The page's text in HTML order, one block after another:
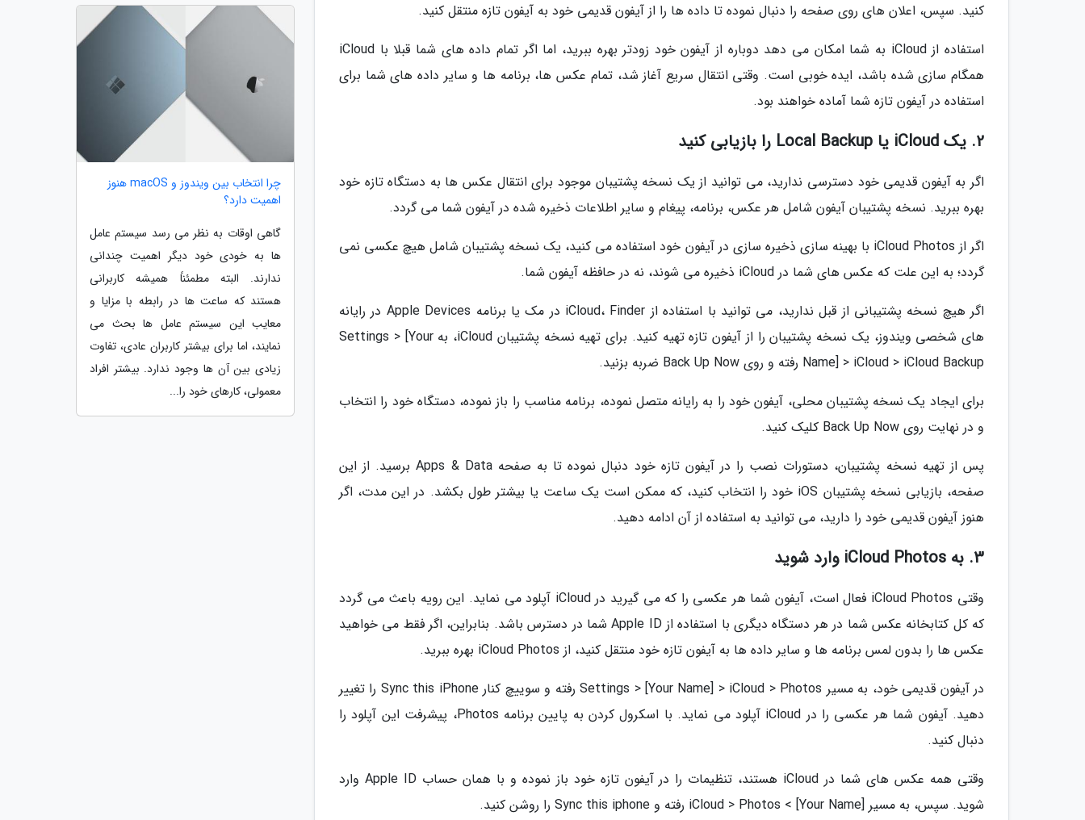
کنید. سپس، اعلان های روی صفحه را دنبال نموده تا داده ها را از آیفون قدیمی خود به آیفون تازه منتقل کنید.
استفاده از iCloud به شما امکان می دهد دوباره از آیفون خود زودتر بهره ببرید، اما اگر تمام داده های شما قبلا با iCloud
همگام سازی شده باشد، ایده خوبی است. وقتی انتقال سریع آغاز شد، تمام عکس ها، برنامه ها و سایر داده های شما برای
استفاده در آیفون تازه شما آماده خواهند بود.
2. یک iCloud یا Local Backup را بازیابی کنید
اگر به آیفون قدیمی خود دسترسی ندارید، می توانید از یک نسخه پشتیبان موجود برای انتقال عکس ها به دستگاه تازه خود
بهره ببرید. نسخه پشتیبان آیفون شامل هر عکس، برنامه، پیغام و سایر اطلاعات ذخیره شده در آیفون شما می گردد.
اگر از iCloud Photos با بهینه سازی ذخیره سازی در آیفون خود استفاده می کنید، یک نسخه پشتیبان شامل هیچ عکسی نمی
گردد؛ به این علت که عکس های شما در iCloud ذخیره می شوند، نه در حافظه آیفون شما.
اگر هیچ نسخه پشتیبانی از قبل ندارید، می توانید با استفاده از iCloud، Finder در مک یا برنامه Apple Devices در رایانه
های شخصی ویندوز، یک نسخه پشتیبان را از آیفون تازه تهیه کنید. برای تهیه نسخه پشتیبان iCloud، به Settings > [Your
Name] > iCloud > iCloud Backup رفته و روی Back Up Now ضربه بزنید.
برای ایجاد یک نسخه پشتیبان محلی، آیفون خود را به رایانه متصل نموده، برنامه مناسب را باز نموده، دستگاه خود را انتخاب
و در نهایت روی Back Up Now کلیک کنید.
پس از تهیه نسخه پشتیبان، دستورات نصب را در آیفون تازه خود دنبال نموده تا به صفحه Apps & Data برسید. از این
صفحه، بازیابی نسخه پشتیبان iOS خود را انتخاب کنید، که ممکن است یک ساعت یا بیشتر طول بکشد. در این مدت، اگر
هنوز آیفون قدیمی خود را دارید، می توانید به استفاده از آن ادامه دهید.
3. به iCloud Photos وارد شوید
وقتی iCloud Photos فعال است، آیفون شما هر عکسی را که می گیرید در iCloud آپلود می نماید. این رویه باعث می گردد
که کل کتابخانه عکس شما در هر دستگاه دیگری با استفاده از Apple ID شما در دسترس باشد. بنابراین، اگر فقط می خواهید
عکس ها را بدون لمس برنامه ها و سایر داده ها به آیفون تازه خود منتقل کنید، از iCloud Photos بهره ببرید.
در آیفون قدیمی خود، به مسیر Settings > [Your Name] > iCloud > Photos رفته و سوییچ کنار Sync this iPhone را تغییر
دهید. آیفون شما هر عکسی را در iCloud آپلود می نماید. با اسکرول کردن به پایین برنامه Photos، پیشرفت این آپلود را
دنبال کنید.
وقتی همه عکس های شما در iCloud هستند، تنظیمات را در آیفون تازه خود باز نموده و با همان حساب Apple ID وارد
شوید. سپس، به مسیر [Your Name] > iCloud > Photos رفته و Sync this iphone را روشن کنید.
چرا انتخاب بین ویندوز و macOS هنوز
اهمیت دارد؟
گاهی اوقات به نظر می رسد سیستم عامل
ها به خودی خود دیگر اهمیت چندانی
ندارند. البته مطمئناً همیشه کاربرانی
هستند که ساعت ها در رابطه با مزایا و
معایب این سیستم عامل ها بحث می
نمایند، اما برای بیشتر کاربران عادی، تفاوت
زیادی بین آن ها وجود ندارد. بیشتر افراد
معمولی، کارهای خود را...